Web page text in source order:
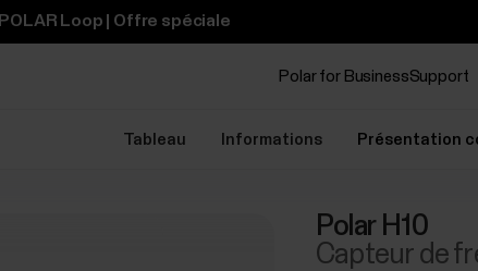
POLAR Loop | Offre spéciale
Polar for BusinessSupport
Tableau Informations Présentation
Polar H10
Capteur de